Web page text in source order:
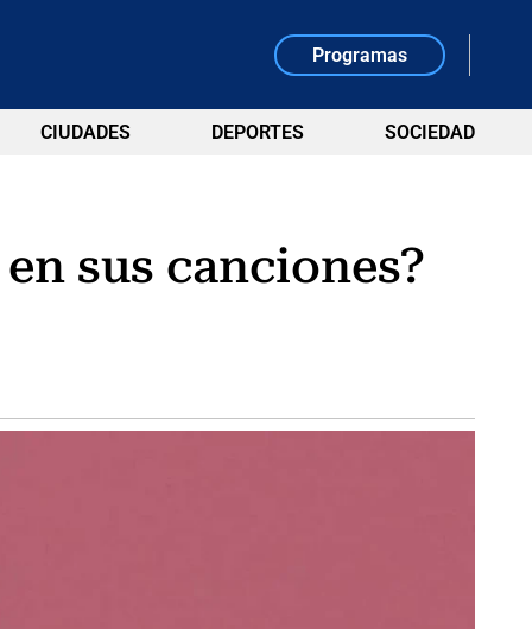
Programas
CIUDADES DEPORTES SOCIEDAD
sus canciones?